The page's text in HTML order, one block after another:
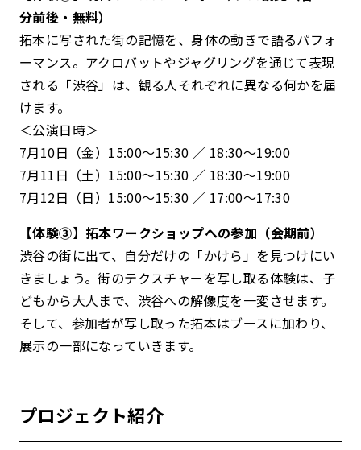
分前後・無料）
拓本に写された街の記憶を、身体の動きで語るパフォ
ーマンス。アクロバットやジャグリングを通じて表現
される「渋谷」は、観る人それぞれに異なる何かを届
けます。
＜公演日時＞
7月10日（金）15:00〜15:30 ／ 18:30〜19:00
7月11日（土）15:00〜15:30 ／ 18:30〜19:00
7月12日（日）15:00〜15:30 ／ 17:00〜17:30
【体験③】拓本ワークショップへの参加（会期前）
渋谷の街に出て、自分だけの「かけら」を見つけにい
きましょう。街のテクスチャーを写し取る体験は、子
どもから大人まで、渋谷への解像度を一変させます。
そして、参加者が写し取った拓本はブースに加わり、
展示の一部になっていきます。
プロジェクト紹介